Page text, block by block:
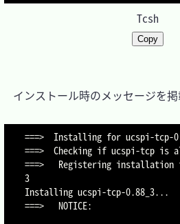
Tcsh
Copy
インストール時のメッセージを掲
===>  Installing for ucspi-tcp-
===>  Checking if ucspi-tcp is
===>   Registering installation
3
Installing ucspi-tcp-0.88_3...
===>   NOTICE: